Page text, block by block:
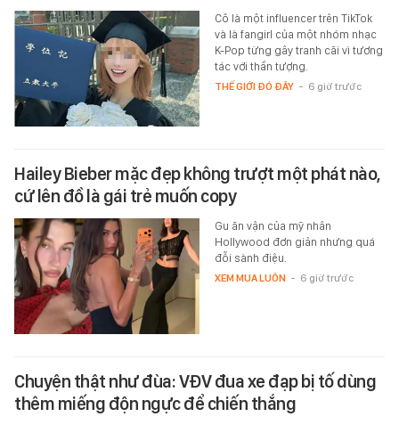
Cô là một influencer trên TikTok
và là fangirl của một nhóm nhạc
K-Pop từng gây tranh cãi vì tương
tác với thần tượng.
THẾ GIỚI ĐÓ ĐÂY - 6 giờ trước
Hailey Bieber mặc đẹp không trượt một phát nào,
cứ lên đồ là gái trẻ muốn copy
Gu ăn vận của mỹ nhân
Hollywood đơn giản nhưng quá
đỗi sành điệu.
XEM MUA LUÔN - 6 giờ trước
Chuyện thật như đùa: VĐV đua xe đạp bị tố dùng
thêm miếng độn ngực để chiến thắng